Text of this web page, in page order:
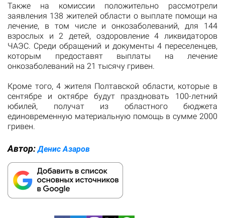
Также на комиссии положительно рассмотрели
заявления 138 жителей области о выплате помощи на
лечение, в том числе и онкозаболеваний, для 144
взрослых и 2 детей, оздоровление 4 ликвидаторов
ЧАЭС. Среди обращений и документы 4 переселенцев,
которым предоставят выплаты на лечение
онкозаболеваний на 21 тысячу гривен.
Кроме того, 4 жителя Полтавской области, которые в
сентябре и октябре будут праздновать 100-летний
юбилей, получат из областного бюджета
единовременную материальную помощь в сумме 2000
гривен.
Автор:Денис Азаров